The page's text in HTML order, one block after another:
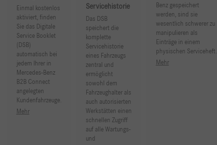
Einmal kostenlos
aktiviert, finden
Sie das Digitale
Service Booklet
(DSB)
automatisch bei
jedem Ihrer in
Mercedes-Benz
B2B Connect
angelegten
Kundenfahrzeuge.
Mehr
Servicehistorie
Das DSB
speichert die
komplette
Servicehistorie
eines Fahrzeugs
zentral und
ermöglicht
sowohl dem
Fahrzeughalter als
auch autorisierten
Werkstätten einen
schnellen Zugriff
auf alle Wartungs-
und
Benz gespeichert
werden, sind sie
wesentlich schwerer zu
manipulieren als
Einträge in einem
physischen Serviceheft.
Mehr